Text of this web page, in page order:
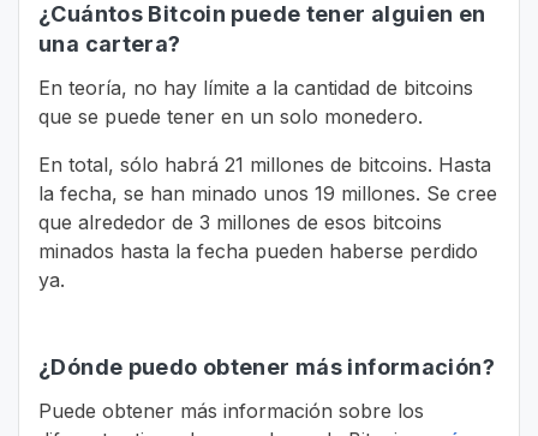
¿Cuántos Bitcoin puede tener alguien en
una cartera?
En teoría, no hay límite a la cantidad de bitcoins
que se puede tener en un solo monedero.
En total, sólo habrá 21 millones de bitcoins. Hasta
la fecha, se han minado unos 19 millones. Se cree
que alrededor de 3 millones de esos bitcoins
minados hasta la fecha pueden haberse perdido
ya.
¿Dónde puedo obtener más información?
Puede obtener más información sobre los